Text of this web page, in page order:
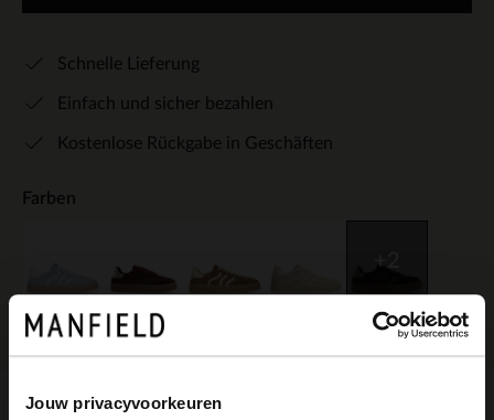
Jouw privacyvoorkeuren
Schnelle Lieferung
Einfach und sicher bezahlen
Kostenlose Rückgabe in Geschäften
Farben
+2